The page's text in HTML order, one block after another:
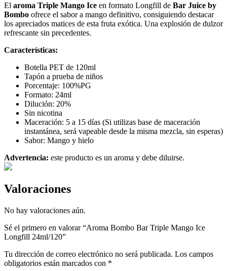
El aroma Triple Mango Ice en formato Longfill de Bar Juice by
Bombo ofrece el sabor a mango definitivo, consiguiendo destacar
los apreciados matices de esta fruta exótica. Una explosión de dulzor
refrescante sin precedentes.
Características:
Botella PET de 120ml
Tapón a prueba de niños
Porcentaje: 100%PG
Formato: 24ml
Dilución: 20%
Sin nicotina
Maceración: 5 a 15 días (Si utilizas base de maceración
instantánea, será vapeable desde la misma mezcla, sin esperas)
Sabor: Mango y hielo
Advertencia: este producto es un aroma y debe diluirse.
Valoraciones
No hay valoraciones aún.
Sé el primero en valorar “Aroma Bombo Bar Triple Mango Ice
Longfill 24ml/120”
Tu dirección de correo electrónico no será publicada. Los campos
obligatorios están marcados con *